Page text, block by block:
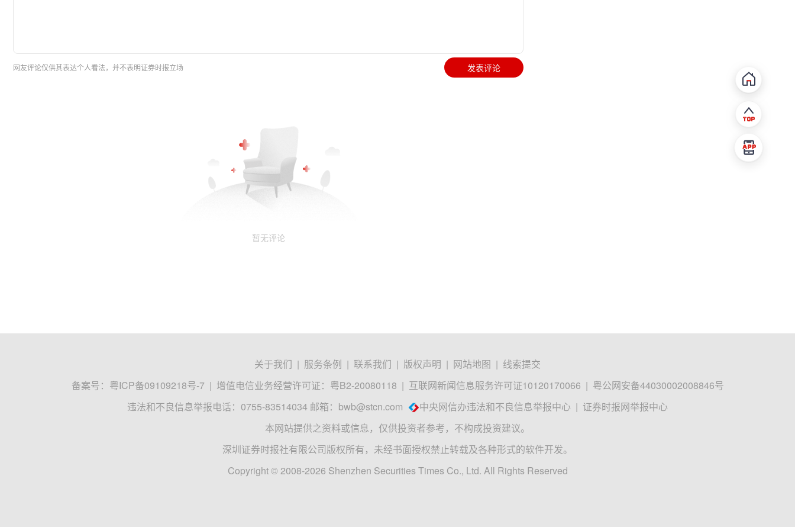
网友评论仅供其表达个人看法，并不表明证券时报立场 发表评论
暂无评论
关于我们 | 服务条例 | 联系我们 | 版权声明 | 网站地图 | 线索提交
备案号： 粤ICP备09109218号-7 | 增值电信业务经营许可证：粤B2-20080118 | 互联网新闻信息服务许可证10120170066 | 粤公网安备44030002008846号
违法和不良信息举报电话：0755-83514034 邮箱： bwb@stcn.com 中央网信办违法和不良信息举报中心 | 证券时报网举报中心
本网站提供之资料或信息，仅供投资者参考，不构成投资建议。
深圳证券时报社有限公司版权所有，未经书面授权禁止转载及各种形式的软件开发。
Copyright © 2008-2026 Shenzhen Securities Times Co., Ltd. All Rights Reserved